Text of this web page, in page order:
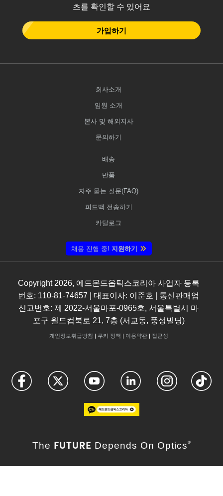
츠를 확인할 수 있어요
가입하기
회사소개
임원 소개
본사 및 해외지사
문의하기
배송
반품
자주 묻는 질문(FAQ)
피드백 전송하기
카탈로그
채용 진행 중! 지원하기
Copyright 2026, 에드몬드옵틱스코리아 사업자 등록
번호: 110-81-74657 | 대표이사: 이준호 | 통신판매업
신고번호: 제 2022-서울마포-0965호, 서울특별시 마
포구 월드컵북로 21, 7층 (서교동, 풍성빌딩)
개인정보취급방침 | 쿠키 정책 | 이용약관| 접근성
The FUTURE Depends On Optics ®